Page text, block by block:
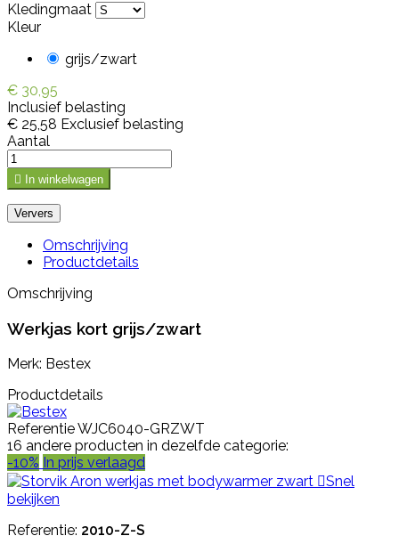
Kledingmaat
Kleur
grijs/zwart
€ 30,95
Inclusief belasting
€ 25,58 Exclusief belasting
Aantal
 In winkelwagen
Omschrijving
Productdetails
Omschrijving
Werkjas kort grijs/zwart
Merk: Bestex
Productdetails
ReferentieWJC6040-GRZWT
16 andere producten in dezelfde categorie:
-10% In prijs verlaagd
Snel
bekijken
Referentie: 2010-Z-S